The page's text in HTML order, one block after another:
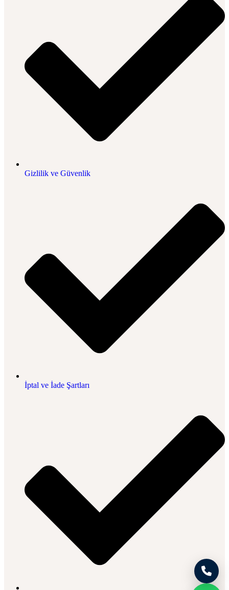
Gizlilik ve Güvenlik
İptal ve İade Şartları